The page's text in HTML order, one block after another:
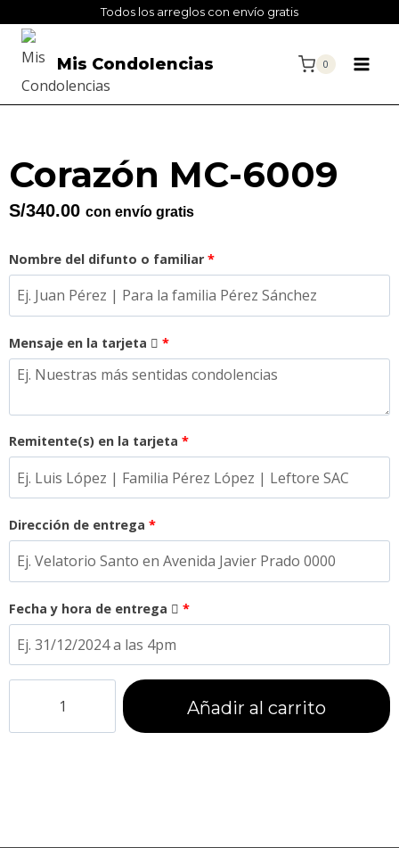
Todos los arreglos con envío gratis
Mis Condolencias 0
Corazón MC-6009
S/340.00 con envío gratis
Nombre del difunto o familiar *
Mensaje en la tarjeta *
Remitente(s) en la tarjeta *
Dirección de entrega *
Fecha y hora de entrega *
Añadir al carrito